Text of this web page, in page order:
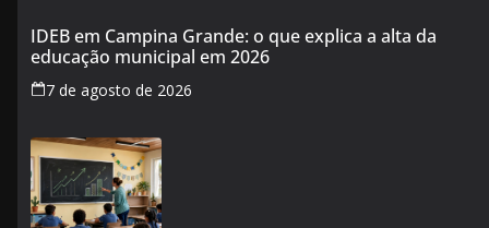
IDEB em Campina Grande: o que explica a alta da
educação municipal em 2026
7 de agosto de 2026